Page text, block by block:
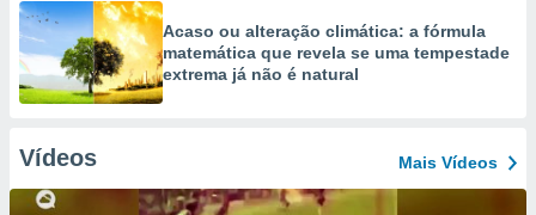
Acaso ou alteração climática: a fórmula
matemática que revela se uma tempestade
extrema já não é natural
Vídeos Mais Vídeos